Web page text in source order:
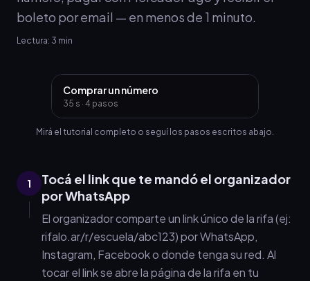
boleto por email — en menos de 1 minuto.
Lectura: 3 min
Comprar un número
35 s · 4 pasos
Mirá el tutorial completo o seguí los pasos escritos abajo.
1
Tocá el link que te mandó el organizador
por WhatsApp
El organizador comparte un link único de la rifa (ej:
rifalo.ar/r/escuela/abc123) por WhatsApp,
Instagram, Facebook o donde tenga su red. Al
tocar el link se abre la página de la rifa en tu